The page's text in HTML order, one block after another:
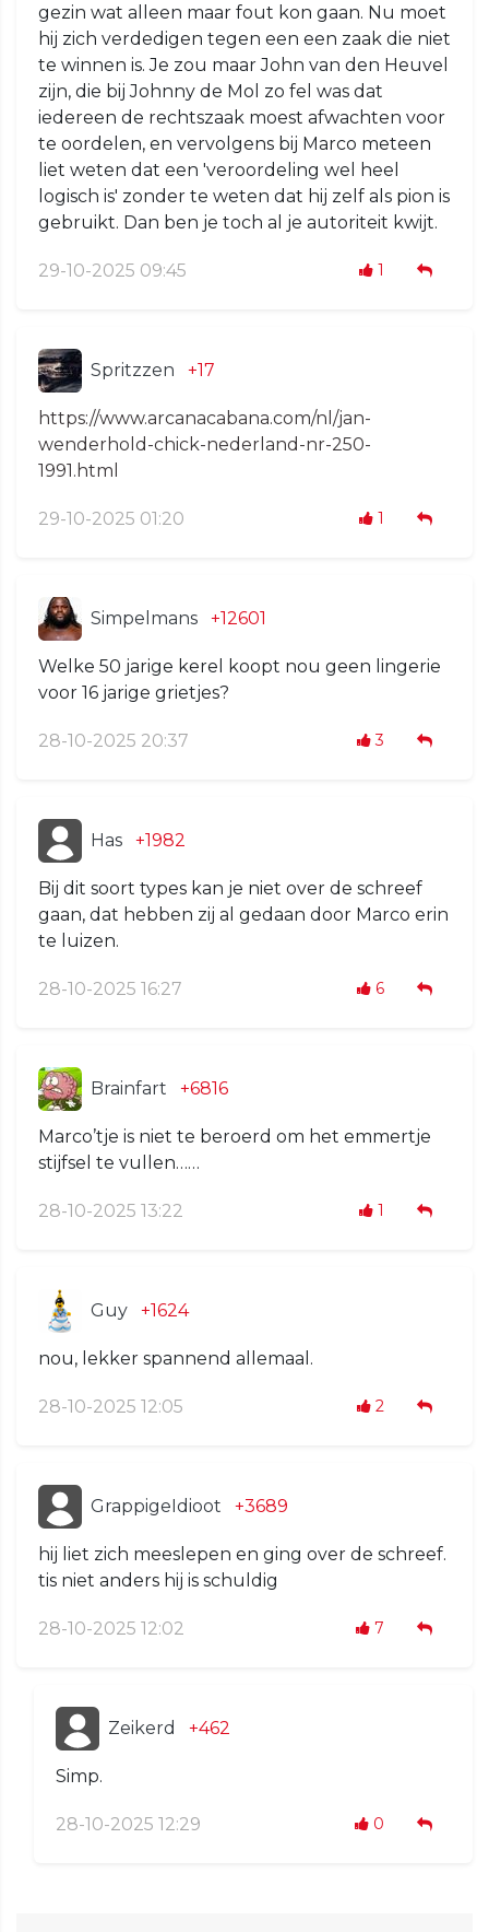
gezin wat alleen maar fout kon gaan. Nu moet
hij zich verdedigen tegen een een zaak die niet
te winnen is. Je zou maar John van den Heuvel
zijn, die bij Johnny de Mol zo fel was dat
iedereen de rechtszaak moest afwachten voor
te oordelen, en vervolgens bij Marco meteen
liet weten dat een 'veroordeling wel heel
logisch is' zonder te weten dat hij zelf als pion is
gebruikt. Dan ben je toch al je autoriteit kwijt.
29-10-2025 09:45 1
Spritzzen +17
https://www.arcanacabana.com/nl/jan-
wenderhold-chick-nederland-nr-250-
1991.html
29-10-2025 01:20 1
Simpelmans +12601
Welke 50 jarige kerel koopt nou geen lingerie
voor 16 jarige grietjes?
28-10-2025 20:37 3
Has +1982
Bij dit soort types kan je niet over de schreef
gaan, dat hebben zij al gedaan door Marco erin
te luizen.
28-10-2025 16:27 6
Brainfart +6816
Marco’tje is niet te beroerd om het emmertje
stijfsel te vullen……
28-10-2025 13:22 1
Guy +1624
nou, lekker spannend allemaal.
28-10-2025 12:05 2
GrappigeIdioot +3689
hij liet zich meeslepen en ging over de schreef.
tis niet anders hij is schuldig
28-10-2025 12:02 7
Zeikerd +462
Simp.
28-10-2025 12:29 0